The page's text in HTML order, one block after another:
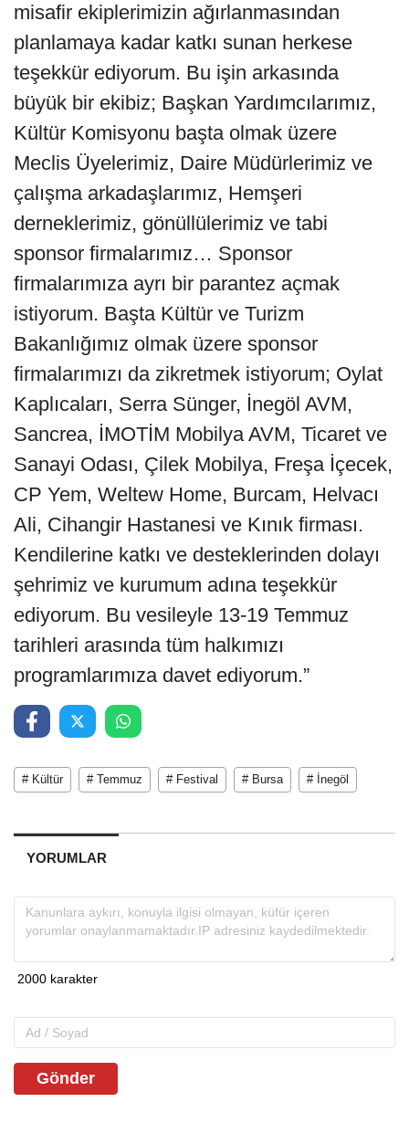
misafir ekiplerimizin ağırlanmasından
planlamaya kadar katkı sunan herkese
teşekkür ediyorum. Bu işin arkasında
büyük bir ekibiz; Başkan Yardımcılarımız,
Kültür Komisyonu başta olmak üzere
Meclis Üyelerimiz, Daire Müdürlerimiz ve
çalışma arkadaşlarımız, Hemşeri
derneklerimiz, gönüllülerimiz ve tabi
sponsor firmalarımız… Sponsor
firmalarımıza ayrı bir parantez açmak
istiyorum. Başta Kültür ve Turizm
Bakanlığımız olmak üzere sponsor
firmalarımızı da zikretmek istiyorum; Oylat
Kaplıcaları, Serra Sünger, İnegöl AVM,
Sancrea, İMOTİM Mobilya AVM, Ticaret ve
Sanayi Odası, Çilek Mobilya, Freşa İçecek,
CP Yem, Weltew Home, Burcam, Helvacı
Ali, Cihangir Hastanesi ve Kınık firması.
Kendilerine katkı ve desteklerinden dolayı
şehrimiz ve kurumum adına teşekkür
ediyorum. Bu vesileyle 13-19 Temmuz
tarihleri arasında tüm halkımızı
programlarımıza davet ediyorum.”
# Kültür # Temmuz # Festival # Bursa # İnegöl
YORUMLAR
Gönder